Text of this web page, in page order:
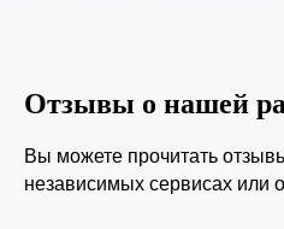
Отзывы о нашей
Вы можете прочитать
независимых сервисах или
не является публичной офертой.